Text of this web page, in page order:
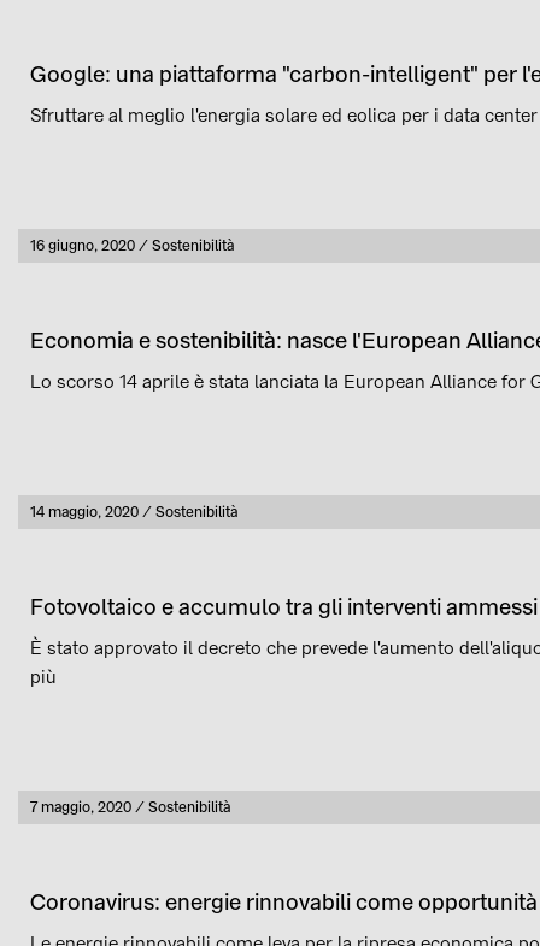
Google: una piattaforma "carbon-intelligent" per
Sfruttare al meglio l'energia solare ed eolica per i data
Pubblicato
16 giugno, 2020 Categoria
Sostenibilità
Economia e sostenibilità: nasce l'European
Lo scorso 14 aprile è stata lanciata la European Alliance
Pubblicato
14 maggio, 2020 Categoria
Sostenibilità
Fotovoltaico e accumulo tra gli interventi ammessi
È stato approvato il decreto che prevede l'aumento
più
Pubblicato
7 maggio, 2020 Categoria
Sostenibilità
Coronavirus: energie rinnovabili come